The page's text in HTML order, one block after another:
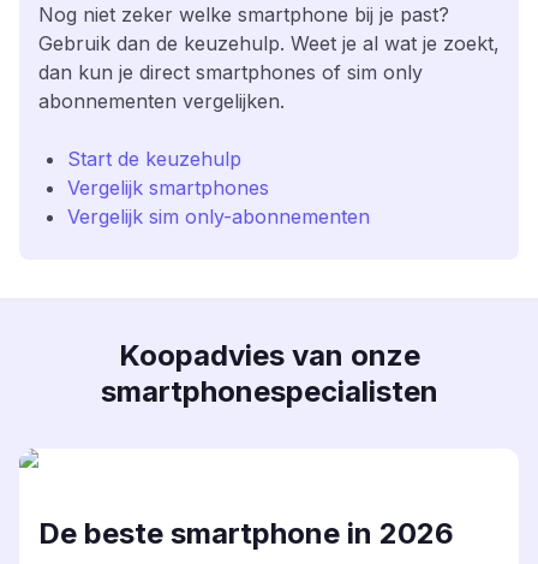
Nog niet zeker welke smartphone bij je past?
Gebruik dan de keuzehulp. Weet je al wat je zoekt,
dan kun je direct smartphones of sim only
abonnementen vergelijken.
Start de keuzehulp
Vergelijk smartphones
Vergelijk sim only-abonnementen
Koopadvies van onze
smartphonespecialisten
De beste smartphone in 2026